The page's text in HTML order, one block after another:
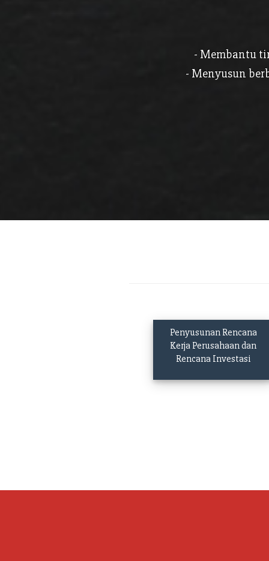
- Membantu
- Menyusun
Penyusunan Rencana
Kerja Perusahaan dan
Rencana Investasi